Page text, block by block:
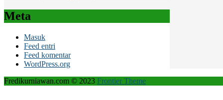
Meta
Masuk
Feed entri
Feed komentar
WordPress.org
Fredikurniawan.com © 2023 Frontier Theme